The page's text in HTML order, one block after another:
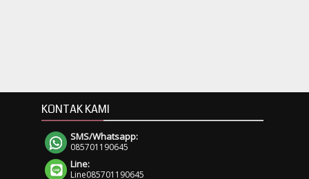
KONTAK KAMI
SMS/Whatsapp:
085701190645
Line:
Line085701190645